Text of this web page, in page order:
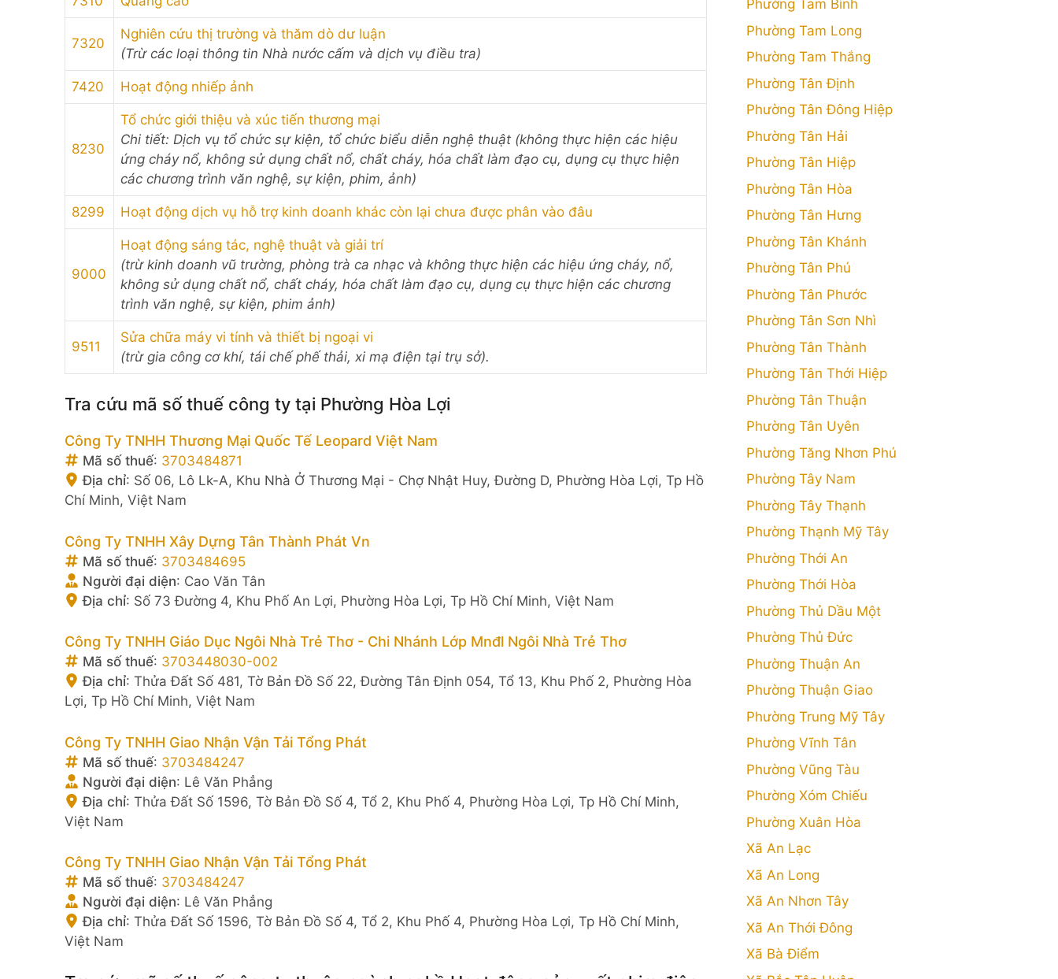
7320
Nghiên cứu thị trường và thăm dò dư luận
(Trừ các loại thông tin Nhà nước cấm và dịch vụ điều tra)
7420 Hoạt động nhiếp ảnh
8230
Tổ chức giới thiệu và xúc tiến thương mại
Chi tiết: Dịch vụ tổ chức sự kiện, tổ chức biểu diễn nghệ thuật (không thực hiện các hiệu
ứng cháy nổ, không sử dụng chất nổ, chất cháy, hóa chất làm đạo cụ, dụng cụ thực hiện
các chương trình văn nghệ, sự kiện, phim, ảnh)
8299 Hoạt động dịch vụ hỗ trợ kinh doanh khác còn lại chưa được phân vào đâu
9000
Hoạt động sáng tác, nghệ thuật và giải trí
(trừ kinh doanh vũ trường, phòng trà ca nhạc và không thực hiện các hiệu ứng cháy, nổ,
không sử dụng chất nổ, chất cháy, hóa chất làm đạo cụ, dụng cụ thực hiện các chương
trình văn nghệ, sự kiện, phim ảnh)
9511
Sửa chữa máy vi tính và thiết bị ngoại vi
(trừ gia công cơ khí, tái chế phế thải, xi mạ điện tại trụ sở).
Tra cứu mã số thuế công ty tại Phường Hòa Lợi
Công Ty TNHH Thương Mại Quốc Tế Leopard Việt Nam
Mã số thuế: 3703484871
Địa chỉ: Số 06, Lô Lk-A, Khu Nhà Ở Thương Mại - Chợ Nhật Huy, Đường D, Phường Hòa Lợi, Tp Hồ
Chí Minh, Việt Nam
Công Ty TNHH Xây Dựng Tân Thành Phát Vn
Mã số thuế: 3703484695
Người đại diện: Cao Văn Tân
Địa chỉ: Số 73 Đường 4, Khu Phố An Lợi, Phường Hòa Lợi, Tp Hồ Chí Minh, Việt Nam
Công Ty TNHH Giáo Dục Ngôi Nhà Trẻ Thơ - Chi Nhánh Lớp Mnđl Ngôi Nhà Trẻ Thơ
Mã số thuế: 3703448030-002
Địa chỉ: Thửa Đất Số 481, Tờ Bản Đồ Số 22, Đường Tân Định 054, Tổ 13, Khu Phố 2, Phường Hòa
Lợi, Tp Hồ Chí Minh, Việt Nam
Công Ty TNHH Giao Nhận Vận Tải Tổng Phát
Mã số thuế: 3703484247
Người đại diện: Lê Văn Phẳng
Địa chỉ: Thửa Đất Số 1596, Tờ Bản Đồ Số 4, Tổ 2, Khu Phố 4, Phường Hòa Lợi, Tp Hồ Chí Minh,
Việt Nam
Công Ty TNHH Giao Nhận Vận Tải Tổng Phát
Mã số thuế: 3703484247
Người đại diện: Lê Văn Phẳng
Địa chỉ: Thửa Đất Số 1596, Tờ Bản Đồ Số 4, Tổ 2, Khu Phố 4, Phường Hòa Lợi, Tp Hồ Chí Minh,
Việt Nam
Phường Tam Bình
Phường Tam Long
Phường Tam Thắng
Phường Tân Định
Phường Tân Đông Hiệp
Phường Tân Hải
Phường Tân Hiệp
Phường Tân Hòa
Phường Tân Hưng
Phường Tân Khánh
Phường Tân Phú
Phường Tân Phước
Phường Tân Sơn Nhì
Phường Tân Thành
Phường Tân Thới Hiệp
Phường Tân Thuận
Phường Tân Uyên
Phường Tăng Nhơn Phú
Phường Tây Nam
Phường Tây Thạnh
Phường Thạnh Mỹ Tây
Phường Thới An
Phường Thới Hòa
Phường Thủ Dầu Một
Phường Thủ Đức
Phường Thuận An
Phường Thuận Giao
Phường Trung Mỹ Tây
Phường Vĩnh Tân
Phường Vũng Tàu
Phường Xóm Chiếu
Phường Xuân Hòa
Xã An Lạc
Xã An Long
Xã An Nhơn Tây
Xã An Thới Đông
Xã Bà Điểm